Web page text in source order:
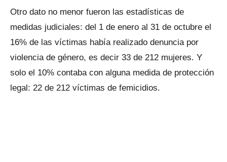
Otro dato no menor fueron las estadísticas de
medidas judiciales: del 1 de enero al 31 de octubre el
16% de las víctimas había realizado denuncia por
violencia de género, es decir 33 de 212 mujeres. Y
solo el 10% contaba con alguna medida de protección
legal: 22 de 212 víctimas de femicidios.